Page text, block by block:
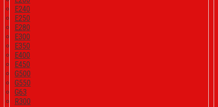
E240
E250
E280
E300
E350
E400
E450
G500
G550
G63
R300